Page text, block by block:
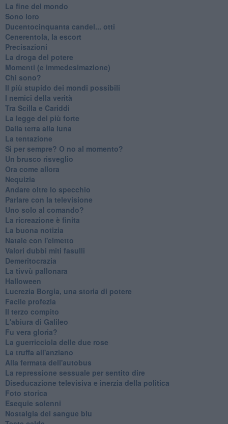
La fine del mondo
Sono loro
Ducentocinquanta candel... otti
Cenerentola, la escort
Precisazioni
La droga del potere
Momenti (e immedesimazione)
Chi sono?
Il più stupido dei mondi possibili
I nemici della verità
Tra Scilla e Cariddi
La legge del più forte
Dalla terra alla luna
La tentazione
​Sì per sempre? O no al momento?
Un brusco risveglio
Ora come allora
Nequizia
Andare oltre lo specchio
Parlare con la televisione
Uno solo al comando?
La ricreazione è finita
La buona notizia
Natale con l'elmetto
Valori dubbi miti fasulli
Demeritocrazia
La tivvù pallonara
Halloween
​Lucrezia Borgia, una storia di potere
Facile profezia
Il terzo compito
L'abiura di Galileo
Fu vera gloria?
La guerricciola delle due rose
La truffa all'anziano
Alla fermata dell'autobus
La repressione sessuale per sentito dire
Diseducazione televisiva e inerzia della politica
Foto storica
Esequie solenni
Nostalgia del sangue blu